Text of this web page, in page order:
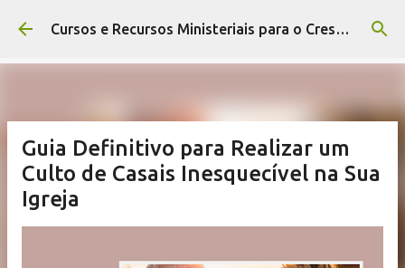
Pular para o conteúdo principal Cursos e Recursos Ministeriais para o Crescimento da Igreja
Guia Definitivo para Realizar um
Culto de Casais Inesquecível na Sua
Igreja